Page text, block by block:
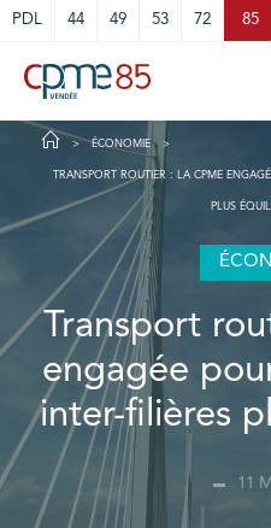
PDL 44 49 53 72 85
ÉCONOMIE
TRANSPORT ROUTIER : LA CPME
PLUS
Transport
engagée
inter-filières
11
Cookies management panel